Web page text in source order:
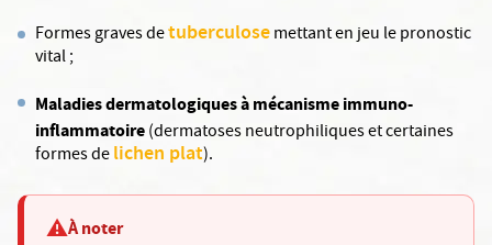
Formes graves detuberculosemettant en jeu le pronostic
vital ;
Maladies dermatologiques à mécanisme immuno-
inflammatoire(dermatoses neutrophiliques et certaines
formes delichen plat).
⚠️À noter